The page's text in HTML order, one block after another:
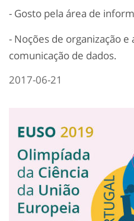
- Gosto pela área de
- Noções de organização
comunicação de dados.
2017-06-21